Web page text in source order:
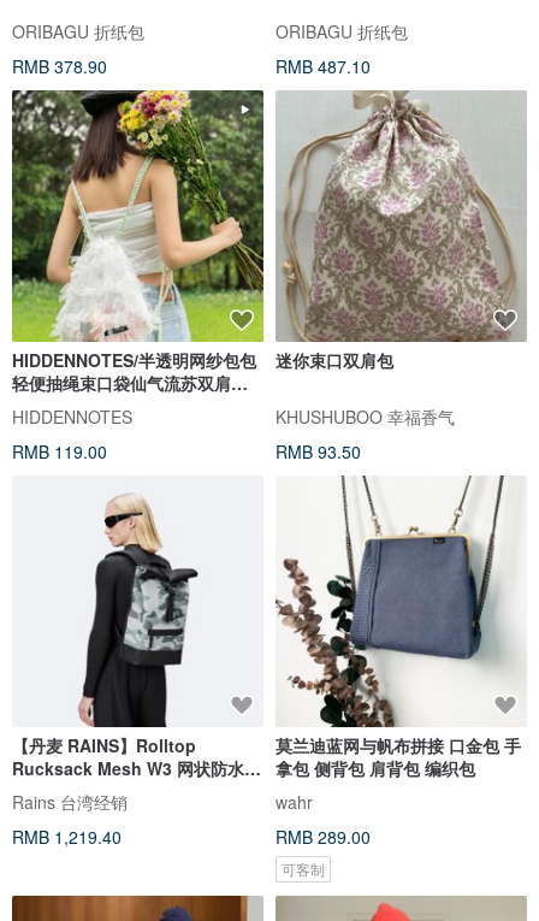
ORIBAGU 折纸包
RMB 378.90
ORIBAGU 折纸包
RMB 487.10
HIDDENNOTES/半透明网纱包包
轻便抽绳束口袋仙气流苏双肩背
包
HIDDENNOTES
RMB 119.00
迷你束口双肩包
KHUSHUBOO 幸福香气
RMB 93.50
【丹麦 RAINS】Rolltop
Rucksack Mesh W3 网状防水卷
盖后背包
Rains 台湾经销
RMB 1,219.40
莫兰迪蓝网与帆布拼接 口金包 手
拿包 侧背包 肩背包 编织包
wahr
RMB 289.00
可客制